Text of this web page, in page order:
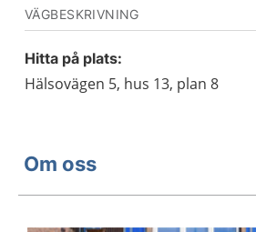
VÄGBESKRIVNING
Hitta på plats:
Hälsovägen 5, hus 13, plan 8
Om oss